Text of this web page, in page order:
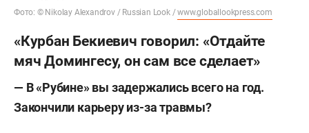
Фото: © Nikolay Alexandrov / Russian Look /www.globallookpress.com
«Курбан Бекиевич говорил: «Отдайте
мяч Домингесу, он сам все сделает»
— В «Рубине» вы задержались всего на год.
Закончили карьеру из-за травмы?